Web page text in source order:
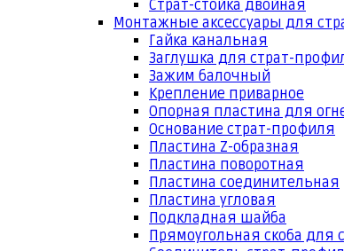
Страт-стойка двойная
Монтажные аксессуары для
Гайка канальная
Заглушка для страт-
Зажим балочный
Крепление приварное
Опорная пластина для
Основание страт-профиля
Пластина Z-образная
Пластина поворотная
Пластина соединительная
Пластина угловая
Подкладная шайба
Прямоугольная скоба для